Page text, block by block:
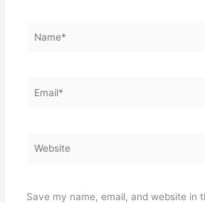
Save my name, email, and website in